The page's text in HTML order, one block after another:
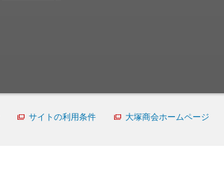
サイトの利用条件 大塚商会ホームページ